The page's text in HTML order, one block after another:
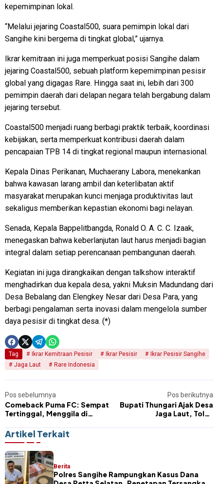
kepemimpinan lokal.
“Melalui jejaring Coastal500, suara pemimpin lokal dari
Sangihe kini bergema di tingkat global,” ujarnya.
Ikrar kemitraan ini juga memperkuat posisi Sangihe dalam
jejaring Coastal500, sebuah platform kepemimpinan pesisir
global yang digagas Rare. Hingga saat ini, lebih dari 300
pemimpin daerah dari delapan negara telah bergabung dalam
jejaring tersebut.
Coastal500 menjadi ruang berbagi praktik terbaik, koordinasi
kebijakan, serta memperkuat kontribusi daerah dalam
pencapaian TPB 14 di tingkat regional maupun internasional.
Kepala Dinas Perikanan, Muchaerany Labora, menekankan
bahwa kawasan larang ambil dan keterlibatan aktif
masyarakat merupakan kunci menjaga produktivitas laut
sekaligus memberikan kepastian ekonomi bagi nelayan.
Senada, Kepala Bappelitbangda, Ronald O. A. C. C. Izaak,
menegaskan bahwa keberlanjutan laut harus menjadi bagian
integral dalam setiap perencanaan pembangunan daerah.
Kegiatan ini juga dirangkaikan dengan talkshow interaktif
menghadirkan dua kepala desa, yakni Muksin Madundang dari
Desa Bebalang dan Elengkey Nesar dari Desa Para, yang
berbagi pengalaman serta inovasi dalam mengelola sumber
daya pesisir di tingkat desa. (*)
Tag Ikrar Kemitraan Pesisir Ikrar Pesisir
Ikrar Pesisir Sangihe
Jaga Laut
Rare Indonesia
Pos sebelumnya
Comeback Puma FC: Sempat
Tertinggal, Menggila di
Pos berikutnya
Bupati Thungari Ajak Desa
Jaga Laut, Tolak
Jangka Pendek
Artikel Terkait
Berita
Polres Sangihe Rampungkan Kasus Dana